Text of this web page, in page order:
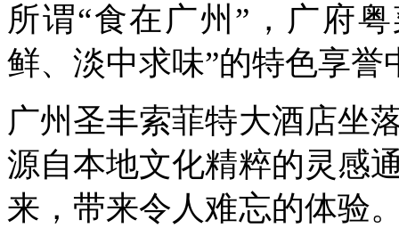
所谓“食在广州”，广府
鲜、淡中求味”的特色享誉
广州圣丰索菲特大酒店坐
源自本地文化精粹的灵感
来，带来令人难忘的体验